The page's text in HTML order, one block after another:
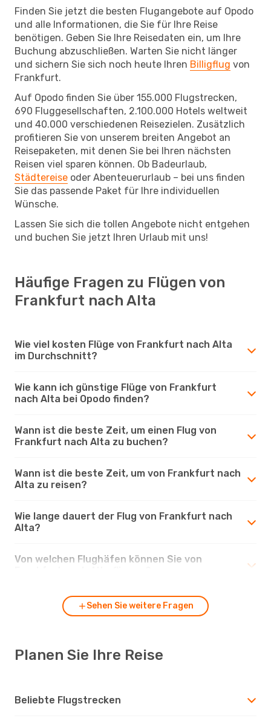
Finden Sie jetzt die besten Flugangebote auf Opodo
und alle Informationen, die Sie für Ihre Reise
benötigen. Geben Sie Ihre Reisedaten ein, um Ihre
Buchung abzuschließen. Warten Sie nicht länger
und sichern Sie sich noch heute Ihren Billigflug von
Frankfurt.
Auf Opodo finden Sie über 155.000 Flugstrecken,
690 Fluggesellschaften, 2.100.000 Hotels weltweit
und 40.000 verschiedenen Reisezielen. Zusätzlich
profitieren Sie von unserem breiten Angebot an
Reisepaketen, mit denen Sie bei Ihren nächsten
Reisen viel sparen können. Ob Badeurlaub,
Städtereise oder Abenteuerurlaub – bei uns finden
Sie das passende Paket für Ihre individuellen
Wünsche.
Lassen Sie sich die tollen Angebote nicht entgehen
und buchen Sie jetzt Ihren Urlaub mit uns!
Häufige Fragen zu Flügen von
Frankfurt nach Alta
Wie viel kosten Flüge von Frankfurt nach Alta
im Durchschnitt?
Wie kann ich günstige Flüge von Frankfurt
nach Alta bei Opodo finden?
Wann ist die beste Zeit, um einen Flug von
Frankfurt nach Alta zu buchen?
Wann ist die beste Zeit, um von Frankfurt nach
Alta zu reisen?
Wie lange dauert der Flug von Frankfurt nach
Alta?
Von welchen Flughäfen können Sie von
Sehen Sie weitere Fragen
Planen Sie Ihre Reise
Beliebte Flugstrecken